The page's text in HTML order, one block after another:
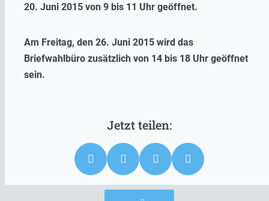
20. Juni 2015 von 9 bis 11 Uhr geöffnet.
Am Freitag, den 26. Juni 2015 wird das
Briefwahlbüro zusätzlich von 14 bis 18 Uhr geöffnet
sein.